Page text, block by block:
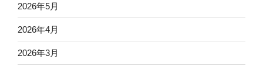
2026年5月
2026年4月
2026年3月